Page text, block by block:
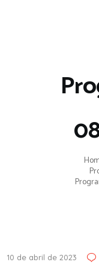
10 de abril de 2023